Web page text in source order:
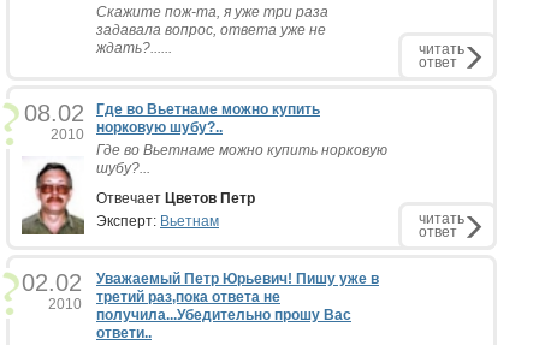
Скажите пож-та, я уже три раза
задавала вопрос, ответа уже не
ждать?......
читать
ответ
08.02
2010
Где во Вьетнаме можно купить
норковую шубу?..
Где во Вьетнаме можно купить норковую
шубу?...
Отвечает Цветов Петр
Эксперт: Вьетнам читать
ответ
02.02
2010
Уважаемый Петр Юрьевич! Пишу уже в
третий раз,пока ответа не
получила...Убедительно прошу Вас
ответи..